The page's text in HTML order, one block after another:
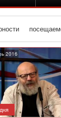
2016